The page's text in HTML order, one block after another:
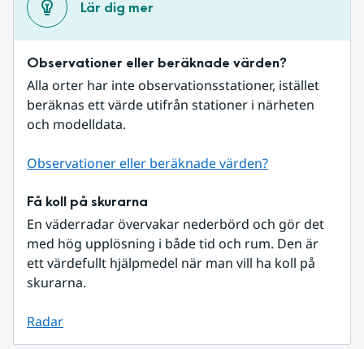
Lär dig mer
Observationer eller beräknade värden?
Alla orter har inte observationsstationer, istället
beräknas ett värde utifrån stationer i närheten
och modelldata.
Observationer eller beräknade värden?
Få koll på skurarna
En väderradar övervakar nederbörd och gör det
med hög upplösning i både tid och rum. Den är
ett värdefullt hjälpmedel när man vill ha koll på
skurarna.
Radar